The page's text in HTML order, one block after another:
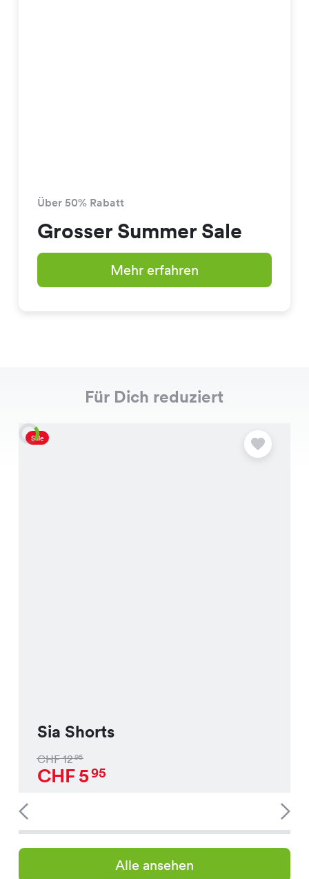
Über 50% Rabatt
Grosser Summer Sale
Mehr erfahren
Für Dich reduziert
Sale
Sia Shorts
CHF1295
CHF595
Alle ansehen